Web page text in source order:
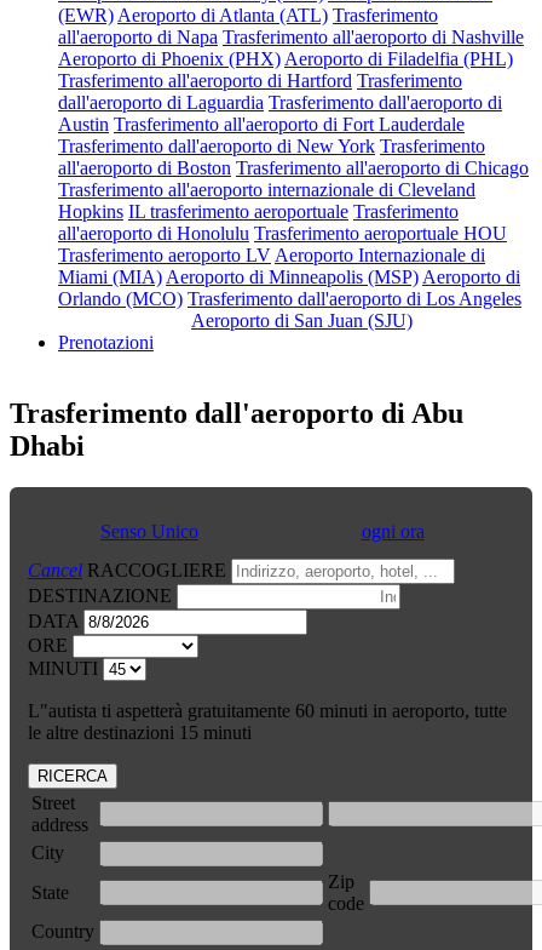
(EWR) Aeroporto di Atlanta (ATL) Trasferimento
all'aeroporto di Napa Trasferimento all'aeroporto di Nashville
Aeroporto di Phoenix (PHX) Aeroporto di Filadelfia (PHL)
Trasferimento all'aeroporto di Hartford Trasferimento
dall'aeroporto di Laguardia Trasferimento dall'aeroporto di
Austin Trasferimento all'aeroporto di Fort Lauderdale
Trasferimento dall'aeroporto di New York Trasferimento
all'aeroporto di Boston Trasferimento all'aeroporto di Chicago
Trasferimento all'aeroporto internazionale di Cleveland
Hopkins IL trasferimento aeroportuale Trasferimento
all'aeroporto di Honolulu Trasferimento aeroportuale HOU
Trasferimento aeroporto LV Aeroporto Internazionale di
Miami (MIA) Aeroporto di Minneapolis (MSP) Aeroporto di
Orlando (MCO) Trasferimento dall'aeroporto di Los Angeles
Aeroporto di San Juan (SJU)
Prenotazioni
Trasferimento dall'aeroporto di Abu
Dhabi
Senso Unico
ogni ora
Cancel RACCOGLIERE
DESTINAZIONE
DATA
ORE
MINUTI
L"autista ti aspetterà gratuitamente 60 minuti in aeroporto, tutte
le altre destinazioni 15 minuti
RICERCA
Street
address
City
State
Zip
code
Country